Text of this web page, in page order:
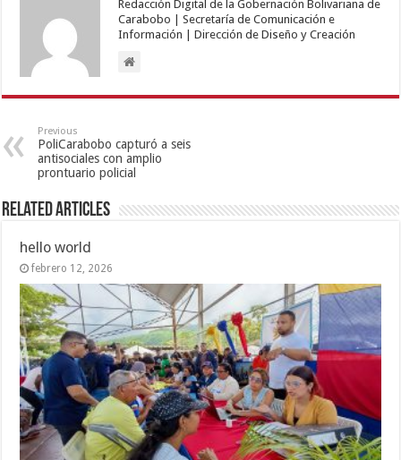
Redacción Digital de la Gobernación Bolivariana de
Carabobo | Secretaría de Comunicación e
Información | Dirección de Diseño y Creación
Previous
PoliCarabobo capturó a seis
antisociales con amplio
prontuario policial
Related Articles
hello world
febrero 12, 2026